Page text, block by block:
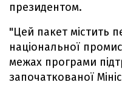
президентом.
"Цей пакет містить
національної
межах програми
започаткованої